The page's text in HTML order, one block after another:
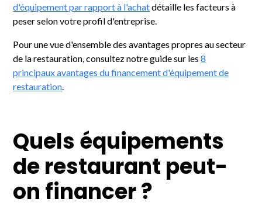
d'équipement par rapport à l'achatdétaille les facteurs à
peser selon votre profil d'entreprise.
Pour une vue d'ensemble des avantages propres au secteur
de la restauration, consultez notre guide sur les8
principaux avantages du financement d'équipement de
restauration
Quels équipements
de restaurant peut-
on financer ?